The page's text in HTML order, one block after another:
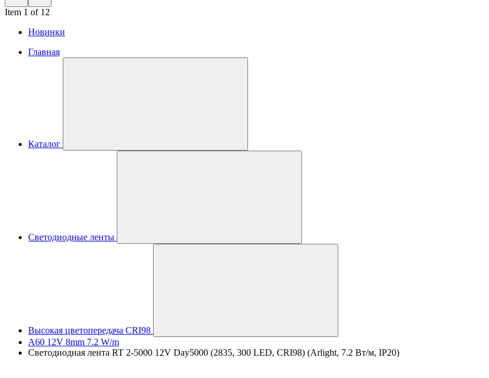
Item 1 of 12
Новинки
Главная
Каталог
Светодиодные ленты
Высокая цветопередача CRI98
A60 12V 8mm 7.2 W/m
Светодиодная лента RT 2-5000 12V Day5000 (2835, 300 LED, CRI98) (Arlight, 7.2 Вт/м, IP20)